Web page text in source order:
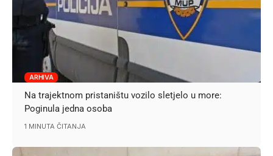
ARHIVA
Na trajektnom pristaništu vozilo sletjelo u more:
Poginula jedna osoba
1 MINUTA ČITANJA